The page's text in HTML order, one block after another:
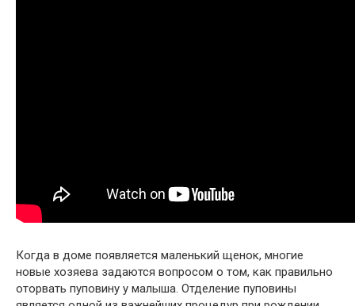
Когда в доме появляется маленький щенок, многие
новые хозяева задаются вопросом о том, как правильно
оторвать пуповину у малыша. Отделение пуповины